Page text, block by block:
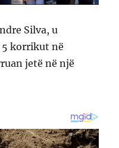
Silva, u
5 korrikut në
jetë në një